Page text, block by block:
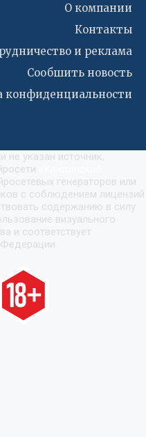
О компании
Контакты
и реклама
Сообшить новость
конфиденциальности
не указан источник,
генераторов или
с соблюдением лицензий
содержанию в силу
визуального
и соответствует